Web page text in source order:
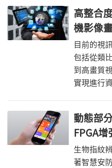
MHL，有
廠力拱的
高整合
機影像
目前的視
包括從類
到高畫質
實現進行
監控系統
動態部
FPGA
生物指紋
著智慧安